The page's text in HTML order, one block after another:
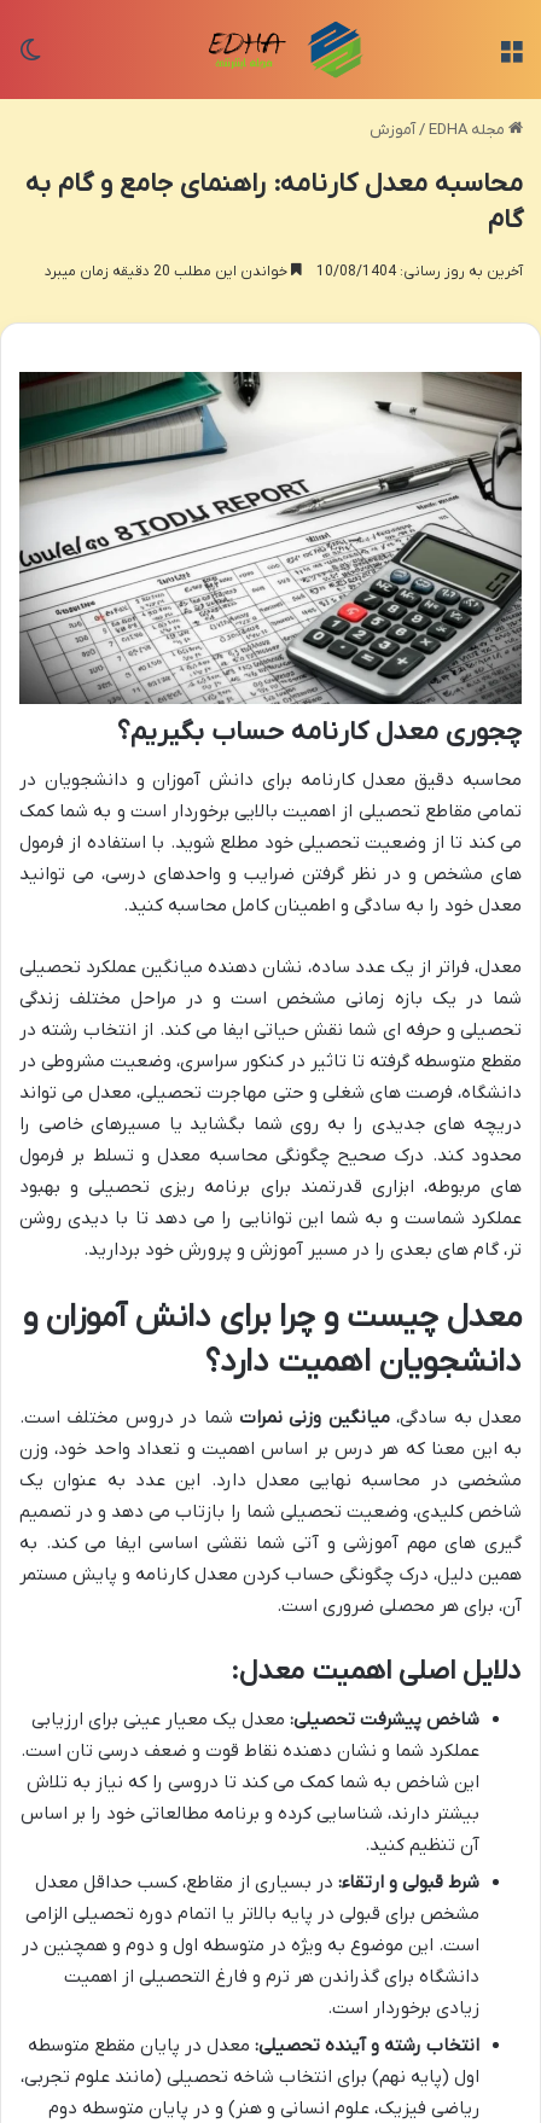
مجله EDHA /آموزش
محاسبه معدل کارنامه: راهنمای جامع و گام به
گام
آخرین به روز رسانی: 10/08/1404 خواندن این مطلب 20 دقیقه زمان میبرد
چجوری معدل کارنامه حساب بگیریم؟
محاسبه دقیق معدل کارنامه برای دانش آموزان و دانشجویان در
تمامی مقاطع تحصیلی از اهمیت بالایی برخوردار است و به شما کمک
می کند تا از وضعیت تحصیلی خود مطلع شوید. با استفاده از فرمول
های مشخص و در نظر گرفتن ضرایب و واحدهای درسی، می توانید
معدل خود را به سادگی و اطمینان کامل محاسبه کنید.
معدل، فراتر از یک عدد ساده، نشان دهنده میانگین عملکرد تحصیلی
شما در یک بازه زمانی مشخص است و در مراحل مختلف زندگی
تحصیلی و حرفه ای شما نقش حیاتی ایفا می کند. از انتخاب رشته در
مقطع متوسطه گرفته تا تاثیر در کنکور سراسری، وضعیت مشروطی در
دانشگاه، فرصت های شغلی و حتی مهاجرت تحصیلی، معدل می تواند
دریچه های جدیدی را به روی شما بگشاید یا مسیرهای خاصی را
محدود کند. درک صحیح چگونگی محاسبه معدل و تسلط بر فرمول
های مربوطه، ابزاری قدرتمند برای برنامه ریزی تحصیلی و بهبود
عملکرد شماست و به شما این توانایی را می دهد تا با دیدی روشن
تر، گام های بعدی را در مسیر آموزش و پرورش خود بردارید.
معدل چیست و چرا برای دانش آموزان و
دانشجویان اهمیت دارد؟
معدل به سادگی،میانگین وزنی نمرات شما در دروس مختلف است.
به این معنا که هر درس بر اساس اهمیت و تعداد واحد خود، وزن
مشخصی در محاسبه نهایی معدل دارد. این عدد به عنوان یک
شاخص کلیدی، وضعیت تحصیلی شما را بازتاب می دهد و در تصمیم
گیری های مهم آموزشی و آتی شما نقشی اساسی ایفا می کند. به
همین دلیل، درک چگونگی حساب کردن معدل کارنامه و پایش مستمر
آن، برای هر محصلی ضروری است.
دلایل اصلی اهمیت معدل:
شاخص پیشرفت تحصیلی: معدل یک معیار عینی برای ارزیابی
عملکرد شما و نشان دهنده نقاط قوت و ضعف درسی تان است.
این شاخص به شما کمک می کند تا دروسی را که نیاز به تلاش
بیشتر دارند، شناسایی کرده و برنامه مطالعاتی خود را بر اساس
آن تنظیم کنید.
شرط قبولی و ارتقاء: در بسیاری از مقاطع، کسب حداقل معدل
مشخص برای قبولی در پایه بالاتر یا اتمام دوره تحصیلی الزامی
است. این موضوع به ویژه در متوسطه اول و دوم و همچنین در
دانشگاه برای گذراندن هر ترم و فارغ التحصیلی از اهمیت
زیادی برخوردار است.
انتخاب رشته و آینده تحصیلی: معدل در پایان مقطع متوسطه
اول (پایه نهم) برای انتخاب شاخه تحصیلی (مانند علوم تجربی،
ریاضی فیزیک، علوم انسانی و هنر) و در پایان متوسطه دوم